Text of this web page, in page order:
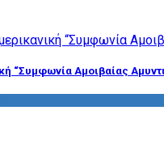
“Συμφωνία Αμοιβαίας